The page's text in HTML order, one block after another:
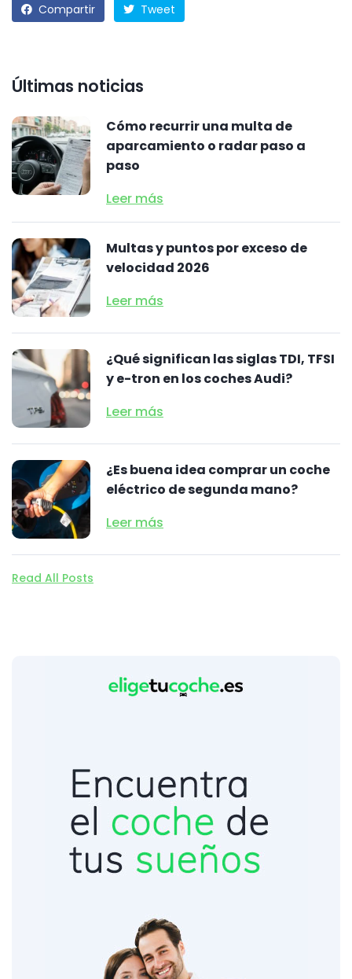
Compartir Tweet
Últimas noticias
Cómo recurrir una multa de
aparcamiento o radar paso a
paso
Leer más
Multas y puntos por exceso de
velocidad 2026
Leer más
¿Qué significan las siglas TDI, TFSI
y e-tron en los coches Audi?
Leer más
¿Es buena idea comprar un coche
eléctrico de segunda mano?
Leer más
Read All Posts